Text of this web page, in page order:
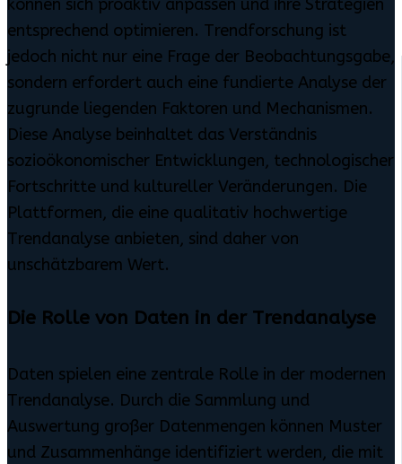
können sich proaktiv anpassen und ihre Strategien
entsprechend optimieren. Trendforschung ist
jedoch nicht nur eine Frage der Beobachtungsgabe,
sondern erfordert auch eine fundierte Analyse der
zugrunde liegenden Faktoren und Mechanismen.
Diese Analyse beinhaltet das Verständnis
sozioökonomischer Entwicklungen, technologischer
Fortschritte und kultureller Veränderungen. Die
Plattformen, die eine qualitativ hochwertige
Trendanalyse anbieten, sind daher von
unschätzbarem Wert.
Die Rolle von Daten in der Trendanalyse
Daten spielen eine zentrale Rolle in der modernen
Trendanalyse. Durch die Sammlung und
Auswertung großer Datenmengen können Muster
und Zusammenhänge identifiziert werden, die mit